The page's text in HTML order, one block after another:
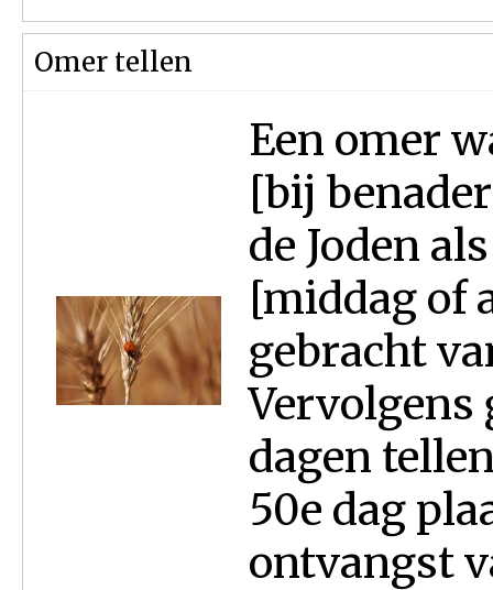
Omer tellen
Een omer
[bij
de Joden
[middag of
gebracht
Vervolgens
dagen
50e dag
ontvangst